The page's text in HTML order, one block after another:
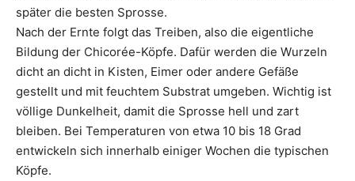
später die besten Sprosse.
Nach der Ernte folgt das Treiben, also die eigentliche
Bildung der Chicorée-Köpfe. Dafür werden die Wurzeln
dicht an dicht in Kisten, Eimer oder andere Gefäße
gestellt und mit feuchtem Substrat umgeben. Wichtig ist
völlige Dunkelheit, damit die Sprosse hell und zart
bleiben. Bei Temperaturen von etwa 10 bis 18 Grad
entwickeln sich innerhalb einiger Wochen die typischen
Köpfe.